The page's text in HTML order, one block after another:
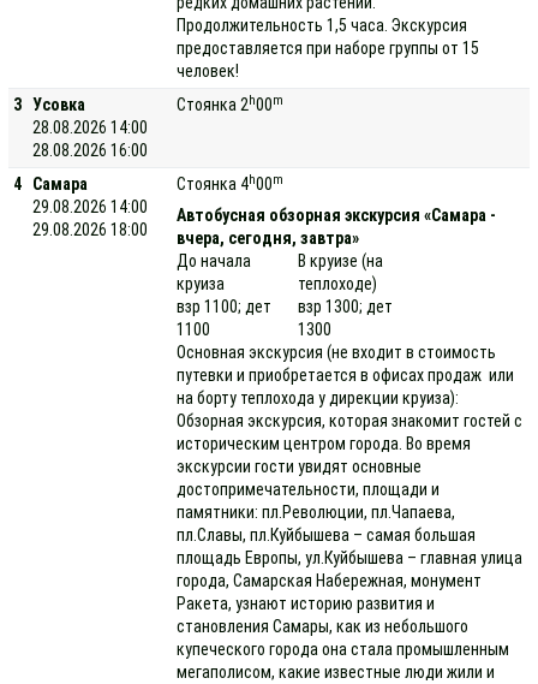
Продолжительность 1,5 часа. Экскурсия
предоставляется при наборе группы от 15
человек!
3 Усовка
28.08.2026 14:00
28.08.2026 16:00
Стоянка 2h00m
4
Самара
29.08.2026 14:00
29.08.2026 18:00
Стоянка 4h00m
Автобусная обзорная экскурсия «Самара -
вчера, сегодня, завтра»
До начала
круиза
взр 1100; дет
1100
В круизе (на
теплоходе)
взр 1300; дет
1300
Основная экскурсия (не входит в стоимость
путевки и приобретается в офисах продаж или
на борту теплохода у дирекции круиза):
Обзорная экскурсия, которая знакомит гостей с
историческим центром города. Во время
экскурсии гости увидят основные
достопримечательности, площади и
памятники: пл.Революции, пл.Чапаева,
пл.Славы, пл.Куйбышева – самая большая
площадь Европы, ул.Куйбышева – главная улица
города, Самарская Набережная, монумент
Ракета, узнают историю развития и
становления Самары, как из небольшого
купеческого города она стала промышленным
мегаполисом, какие известные люди жили и